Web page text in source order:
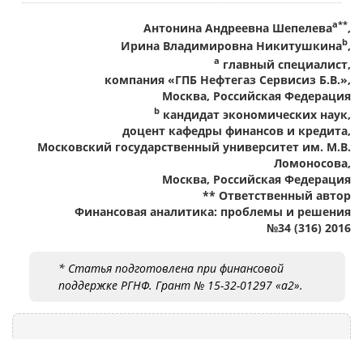
Антонина Андреевна Шепелеваа**,
Ирина Владимировна Никитушкинаb,
a главный специалист,
компания «ГПБ Нефтегаз Сервисиз Б.В.»,
Москва, Российская Федерация
b кандидат экономических наук,
доцент кафедры финансов и кредита,
Московский государственный университет им. М.В.
Ломоносова,
Москва, Российская Федерация
** Ответственный автор
Финансовая аналитика: проблемы и решения
№34 (316) 2016
* Статья подготовлена при финансовой
поддержке РГНФ. Грант № 15-32-01297 «а2».